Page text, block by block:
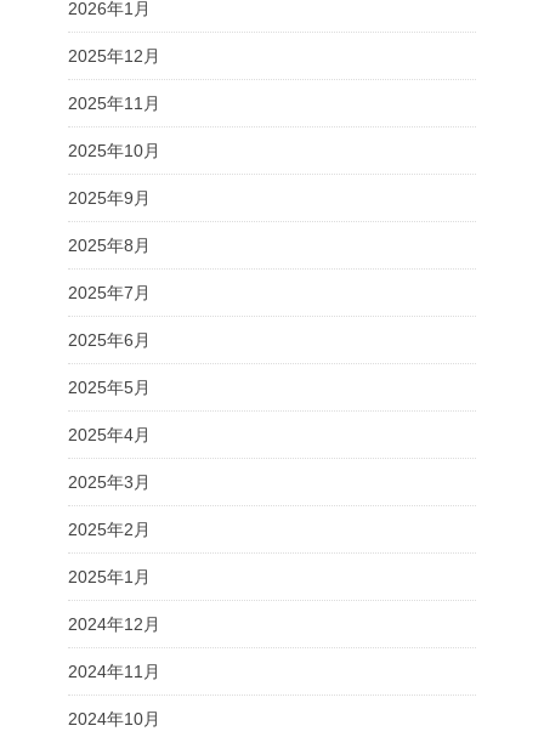
2026年1月
2025年12月
2025年11月
2025年10月
2025年9月
2025年8月
2025年7月
2025年6月
2025年5月
2025年4月
2025年3月
2025年2月
2025年1月
2024年12月
2024年11月
2024年10月